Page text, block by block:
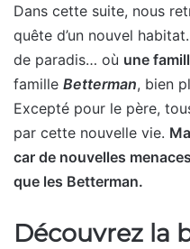
Dans cette suite, nous
quête d’un nouvel
de paradis… où une
famille Betterman, bien
Excepté pour le père,
par cette nouvelle vie.
car de nouvelles
que les Betterman.
Découvrez la